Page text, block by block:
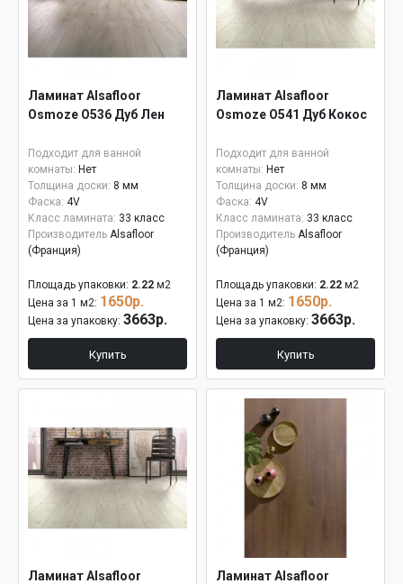
Ламинат Alsafloor
Osmoze O536 Дуб Лен
Подходит для ванной
комнаты: Нет
Толщина доски: 8 мм
Фаска: 4V
Класс ламината: 33 класс
Производитель Alsafloor
(Франция)
Площадь упаковки: 2.22 м2
Цена за 1 м2: 1650р.
Цена за упаковку: 3663р.
Купить
Ламинат Alsafloor
Osmoze O541 Дуб Кокос
Подходит для ванной
комнаты: Нет
Толщина доски: 8 мм
Фаска: 4V
Класс ламината: 33 класс
Производитель Alsafloor
(Франция)
Площадь упаковки: 2.22 м2
Цена за 1 м2: 1650р.
Цена за упаковку: 3663р.
Купить
Ламинат Alsafloor
Ламинат Alsafloor